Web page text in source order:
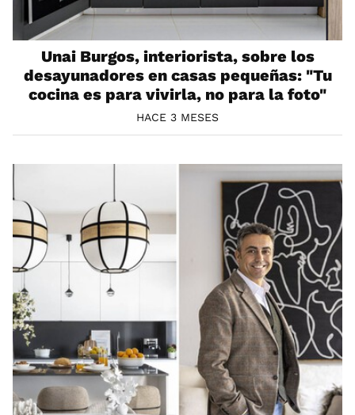
Unai Burgos, interiorista, sobre los
desayunadores en casas pequeñas: "Tu
cocina es para vivirla, no para la foto"
HACE 3 MESES